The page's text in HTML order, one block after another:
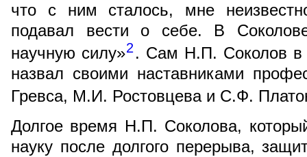
что с ним сталось, мне
подавал вести о себе. В
научную силу»2 . Сам Н.П. Соколов в
назвал своими наставниками
Гревса, М.И. Ростовцева и С.Ф.
Долгое время Н.П. Соколова,
науку после долгого перерыва,